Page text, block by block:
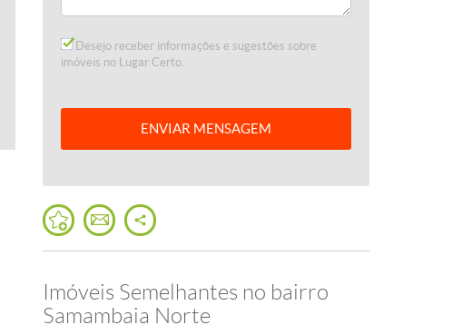
Desejo receber informações e sugestões sobre
imóveis no Lugar Certo.
ENVIAR MENSAGEM
Imóveis Semelhantes no bairro
Samambaia Norte